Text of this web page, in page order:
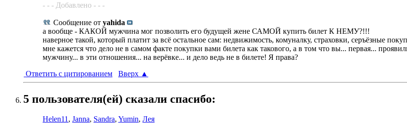
- - - Добавлено - - -
Сообщение от yahida
а вообще - КАКОЙ мужчина мог позволить его будущей жене САМОЙ купить билет К НЕМУ?!!!
наверное такой, который платит за всё остальное сам: недвижимость, комуналку, страховки, серъёзные
мне кажется что дело не в самом факте покупки вами билета как такового, а в том что вы... первая...
мужчину... в эти отношения... на верёвке... и дело ведь не в билете! Я права?
Ответить с цитированием
Вверх ▲
5 пользователя(ей) сказали cпасибо:
Helen11, Janna, Sandra, Yumin, Лея